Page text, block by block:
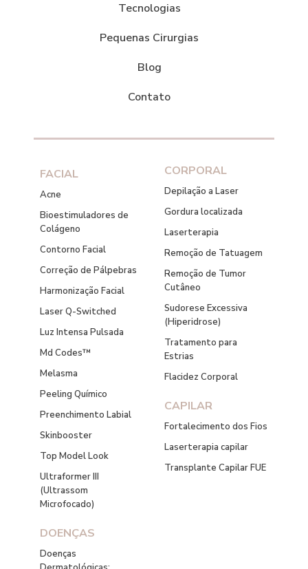
Tecnologias
Pequenas Cirurgias
Blog
Contato
FACIAL
Acne
Bioestimuladores de
Colágeno
Contorno Facial
Correção de Pálpebras
Harmonização Facial
Laser Q-Switched
Luz Intensa Pulsada
Md Codes™
Melasma
Peeling Químico
Preenchimento Labial
Skinbooster
Top Model Look
Ultraformer III
(Ultrassom
Microfocado)
DOENÇAS
Doenças
CORPORAL
Depilação a Laser
Gordura localizada
Laserterapia
Remoção de Tatuagem
Remoção de Tumor
Cutâneo
Sudorese Excessiva
(Hiperidrose)
Tratamento para
Estrias
Flacidez Corporal
CAPILAR
Fortalecimento dos Fios
Laserterapia capilar
Transplante Capilar FUE